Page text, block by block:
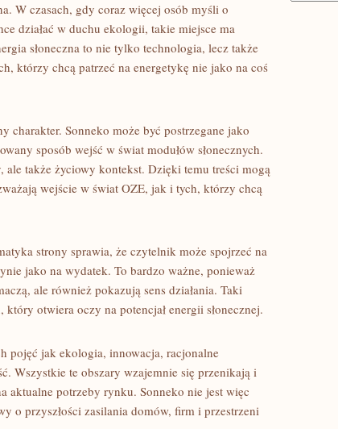
W czasach, gdy coraz więcej osób myśli o
działać w duchu ekologii, takie miejsce ma
słoneczna to nie tylko technologia, lecz także
którzy chcą patrzeć na energetykę nie jako na coś
charakter. Sonneko może być postrzegane jako
sposób wejść w świat modułów słonecznych.
także życiowy kontekst. Dzięki temu treści mogą
wejście w świat OZE, jak i tych, którzy chcą
strony sprawia, że czytelnik może spojrzeć na
jako na wydatek. To bardzo ważne, ponieważ
ale również pokazują sens działania. Taki
otwiera oczy na potencjał energii słonecznej.
pojęć jak ekologia, innowacja, racjonalne
Wszystkie te obszary wzajemnie się przenikają i
aktualne potrzeby rynku. Sonneko nie jest więc
o przyszłości zasilania domów, firm i przestrzeni